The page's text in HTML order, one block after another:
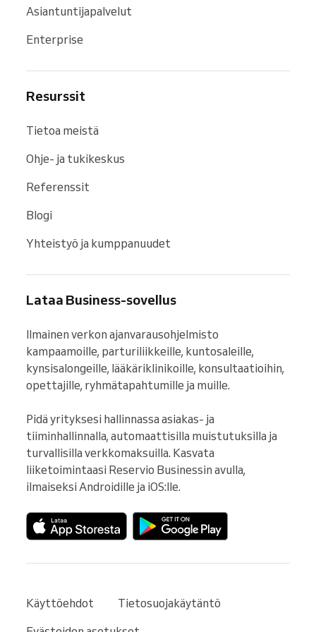
Asiantuntijapalvelut
Enterprise
Resurssit
Tietoa meistä
Ohje- ja tukikeskus
Referenssit
Blogi
Yhteistyö ja kumppanuudet
Lataa Business-sovellus
Ilmainen verkon ajanvarausohjelmisto
kampaamoille, parturiliikkeille, kuntosaleille,
kynsisalongeille, lääkäriklinikoille, konsultaatioihin,
opettajille, ryhmätapahtumille ja muille.
Pidä yrityksesi hallinnassa asiakas- ja
tiiminhallinnalla, automaattisilla muistutuksilla ja
turvallisilla verkkomaksuilla. Kasvata
liiketoimintaasi Reservio Businessin avulla,
ilmaiseksi Androidille ja iOS:lle.
Käyttöehdot
Tietosuojakäytäntö